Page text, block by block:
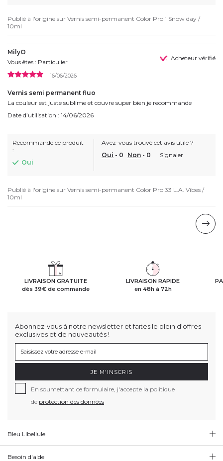
Publié à l'origine sur Vernis semi-permanent Color Pro 1 Snow day /
10ml
MilyO
Vous êtes : Particulier
Acheteur vérifié
16/06/2026
Vernis semi permanent fluo
La couleur est juste sublime et couvre super bien je recommande
Date d’utilisation : 14/06/2026
Recommande ce produit
:
Oui
Avez-vous trouvé cet avis utile ?
Oui - 0 Non - 0 Signaler
Publié à l'origine sur Vernis semi-permanent Color Pro 33 L.A. Vibes /
10ml
LIVRAISON GRATUITE
dès 39€ de commande
LIVRAISON RAPIDE
en 48h à 72h
Abonnez-vous à notre newsletter et faites le plein d'offres
exclusives et de nouveautés !
JE M'INSCRIS
En soumettant ce formulaire, j'accepte la politique
de protection des données
Bleu Libellule
Besoin d'aide